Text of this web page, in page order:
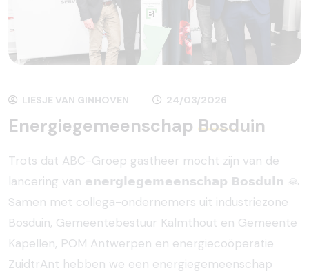
LIESJE VAN GINHOVEN 24/03/2026
Energiegemeenschap Bosduin
Trots dat ABC-Groep gastheer mocht zijn van de
lancering van 𝗲𝗻𝗲𝗿𝗴𝗶𝗲𝗴𝗲𝗺𝗲𝗲𝗻𝘀𝗰𝗵𝗮𝗽 𝗕𝗼𝘀𝗱𝘂𝗶𝗻 🙏
Samen met collega-ondernemers uit industriezone
Bosduin, Gemeentebestuur Kalmthout en Gemeente
Kapellen, POM Antwerpen en energiecoöperatie
ZuidtrAnt hebben we een energiegemeenschap